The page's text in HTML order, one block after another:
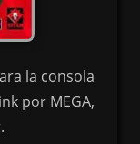
la consola
por MEGA,